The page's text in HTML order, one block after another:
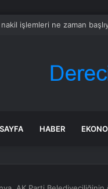
madalyalı dev tesis 1
HABER